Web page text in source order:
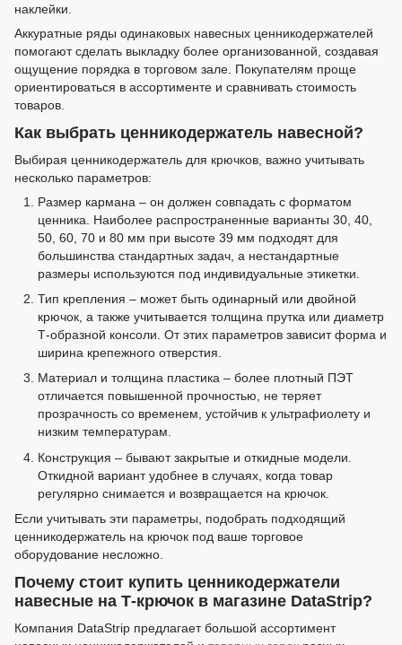
наклейки.
Аккуратные ряды одинаковых навесных ценникодержателей
помогают сделать выкладку более организованной, создавая
ощущение порядка в торговом зале. Покупателям проще
ориентироваться в ассортименте и сравнивать стоимость
товаров.
Как выбрать ценникодержатель навесной?
Выбирая ценникодержатель для крючков, важно учитывать
несколько параметров:
Размер кармана – он должен совпадать с форматом
ценника. Наиболее распространенные варианты 30, 40,
50, 60, 70 и 80 мм при высоте 39 мм подходят для
большинства стандартных задач, а нестандартные
размеры используются под индивидуальные этикетки.
Тип крепления – может быть одинарный или двойной
крючок, а также учитывается толщина прутка или диаметр
Т-образной консоли. От этих параметров зависит форма и
ширина крепежного отверстия.
Материал и толщина пластика – более плотный ПЭТ
отличается повышенной прочностью, не теряет
прозрачность со временем, устойчив к ультрафиолету и
низким температурам.
Конструкция – бывают закрытые и откидные модели.
Откидной вариант удобнее в случаях, когда товар
регулярно снимается и возвращается на крючок.
Если учитывать эти параметры, подобрать подходящий
ценникодержатель на крючок под ваше торговое
оборудование несложно.
Почему стоит купить ценникодержатели
навесные на Т-крючок в магазине DataStrip?
Компания DataStrip предлагает большой ассортимент